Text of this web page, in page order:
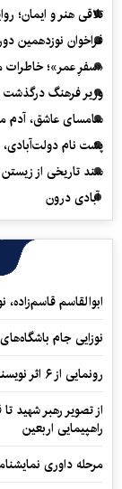
تلاقی هنر و ایمان؛
فراخوان نوزدهمین
«سفرِ عمر»؛ خاطرات
وزیر فرهنگ
سامسای عاشق، آدم
پشت نام
سند تاریخی از
آبادی درون
ابوالقاسم
نوزایی جام
رونمایی از ۶ اثر نویسندگان دلیجان در آیین «سر این قلم سلامت»
از تصویر رهبر شهید
راهپیمایی اربعین
مرحله داوری